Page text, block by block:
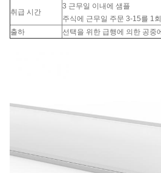
취급 시간
3 근무일 이내에 샘플
주식에 근무일 주문 3-15를 1
출하
선택을 위한 급행에 의한 공중